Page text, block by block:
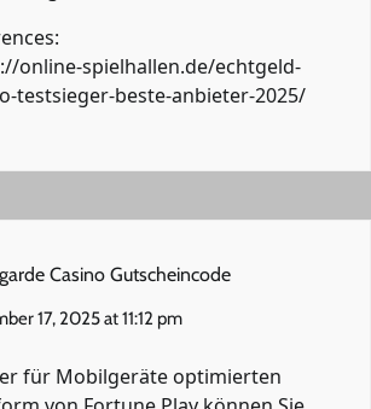
online-spielhallen.de/echtgeld-
testsieger-beste-anbieter-2025/
Casino Gutscheincode
17, 2025 at 11:12 pm
für Mobilgeräte optimierten